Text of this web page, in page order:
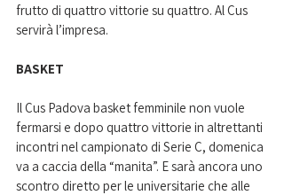
frutto di quattro vittorie su quattro. Al Cus
servirà l’impresa.
BASKET
Il Cus Padova basket femminile non vuole
fermarsi e dopo quattro vittorie in altrettanti
incontri nel campionato di Serie C, domenica
va a caccia della “manita”. E sarà ancora uno
scontro diretto per le universitarie che alle